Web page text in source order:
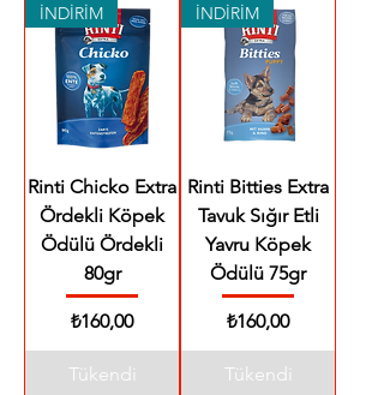
İNDİRİM
Rinti Chicko Extra
Ördekli Köpek
Ödülü Ördekli
80gr
Fiyat
₺160,00
Tükendi
İNDİRİM
Rinti Bitties Extra
Tavuk Sığır Etli
Yavru Köpek
Ödülü 75gr
Fiyat
₺160,00
Tükendi